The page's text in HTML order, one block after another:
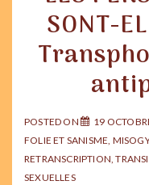
SONT-
POSTED ON 19
FOLIE ET SANISME,
RETRANSCRIPTION,
SEXUELLES